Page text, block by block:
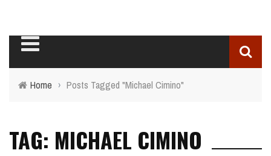
Home › Posts Tagged "Michael Cimino"
TAG: MICHAEL CIMINO